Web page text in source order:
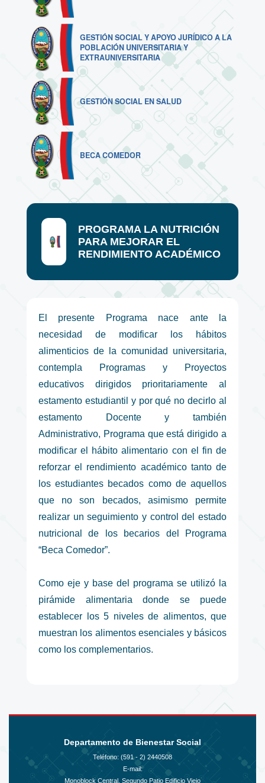
GESTIÓN SOCIAL Y APOYO JURÍDICO A LA
POBLACIÓN UNIVERSITARIA Y
EXTRAUNIVERSITARIA
GESTIÓN SOCIAL EN SALUD
BECA COMEDOR
PROGRAMA LA NUTRICIÓN
PARA MEJORAR EL
RENDIMIENTO ACADÉMICO
El presente Programa nace ante la
necesidad de modificar los hábitos
alimenticios de la comunidad universitaria,
contempla Programas y Proyectos
educativos dirigidos prioritariamente al
estamento estudiantil y por qué no decirlo al
estamento Docente y también
Administrativo, Programa que está dirigido a
modificar el hábito alimentario con el fin de
reforzar el rendimiento académico tanto de
los estudiantes becados como de aquellos
que no son becados, asimismo permite
realizar un seguimiento y control del estado
nutricional de los becarios del Programa
“Beca Comedor”.
Como eje y base del programa se utilizó la
pirámide alimentaria donde se puede
establecer los 5 niveles de alimentos, que
muestran los alimentos esenciales y básicos
como los complementarios.
Departamento de Bienestar Social
Teléfono: (591 - 2) 2440508
E-mail:
Monoblock Central, Segundo Patio Edificio Viejo